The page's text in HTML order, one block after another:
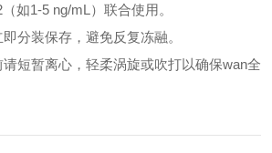
如1-5 ng/mL）联合使用。
分装保存，避免反复冻融。
请短暂离心，轻柔涡旋或吹打以确保wan全